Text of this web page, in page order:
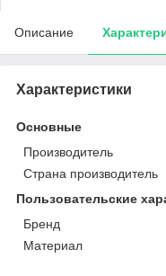
Описание
Характеристики
Основные
Производитель
Страна производитель
Пользовательские
Бренд
Материал